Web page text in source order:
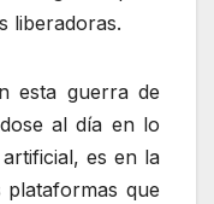
liberadoras.
esta guerra de
al día en lo
es en la
plataformas que